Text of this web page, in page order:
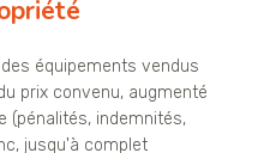
équipements vendus
prix convenu, augmenté
(pénalités, indemnités,
jusqu'à complet